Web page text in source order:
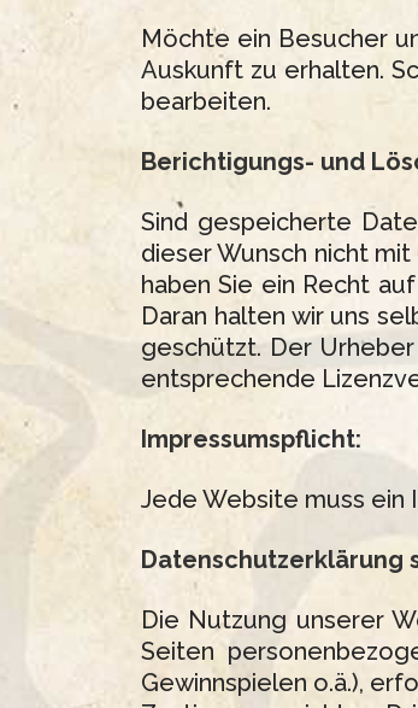
Möchte ein Besucher
Auskunft zu erhalten.
bearbeiten.
Berichtigungs- und
Sind gespeicherte
dieser Wunsch nicht
haben Sie ein Recht
Daran halten wir uns
geschützt. Der
entsprechende
Impressumspflicht:
Jede Website muss ein
Datenschutzerklärung
Die Nutzung unserer
Seiten
Gewinnspielen o.ä.),